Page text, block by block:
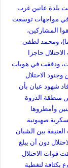
بلدة عانين غرب
في مواجهات توسعت
المشاركين،
عبد الكريم عماد محمد ياسين (13 عاما)، ومحمد لطفى
حاجزا
ودققت في هويات
الاحتلال
شهود عيان بأن
منطقة الذروة
وأمطروها
صهيونية
بين الشبان
دون أن يبلغ
قوات الاحتلال
بكثافة لتغطية